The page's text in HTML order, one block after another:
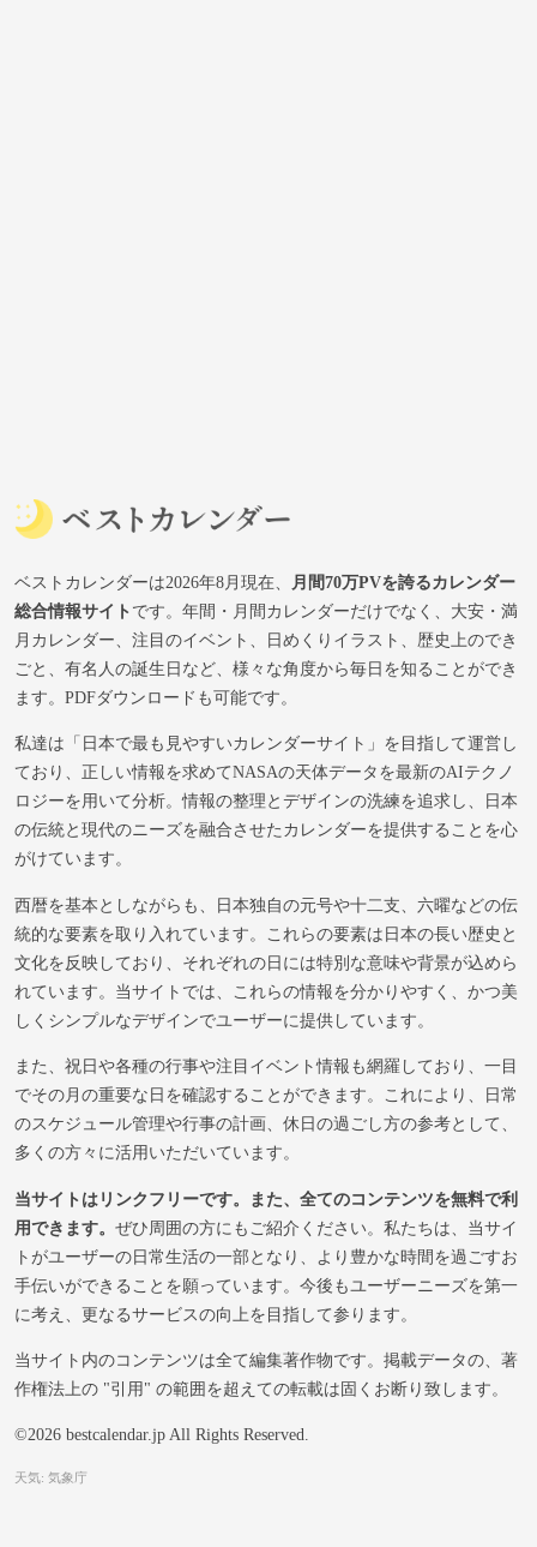
ベストカレンダーは2026年8月現在、
月間70万PVを誇るカレンダー
総合情報サイトです。年間・月間カレンダーだけでなく、大安・満
月カレンダー、注目のイベント、日めくりイラスト、歴史上のでき
ごと、有名人の誕生日など、様々な角度から毎日を知ることができ
ます。PDFダウンロードも可能です。
私達は「日本で最も見やすいカレンダーサイト」を目指して運営し
ており、正しい情報を求めてNASAの天体データを最新のAIテクノ
ロジーを用いて分析。情報の整理とデザインの洗練を追求し、日本
の伝統と現代のニーズを融合させたカレンダーを提供することを心
がけています。
西暦を基本としながらも、日本独自の元号や十二支、六曜などの伝
統的な要素を取り入れています。これらの要素は日本の長い歴史と
文化を反映しており、それぞれの日には特別な意味や背景が込めら
れています。当サイトでは、これらの情報を分かりやすく、かつ美
しくシンプルなデザインでユーザーに提供しています。
また、祝日や各種の行事や注目イベント情報も網羅しており、一目
でその月の重要な日を確認することができます。これにより、日常
のスケジュール管理や行事の計画、休日の過ごし方の参考として、
多くの方々に活用いただいています。
当サイトはリンクフリーです。また、全てのコンテンツを無料で利
用できます。 ぜひ周囲の方にもご紹介ください。私たちは、当サイ
トがユーザーの日常生活の一部となり、より豊かな時間を過ごすお
手伝いができることを願っています。今後もユーザーニーズを第一
に考え、更なるサービスの向上を目指して参ります。
当サイト内のコンテンツは全て編集著作物です。掲載データの、著
作権法上の "引用" の範囲を超えての転載は固くお断り致します。
©2026 bestcalendar.jp All Rights Reserved.
天気: 気象庁